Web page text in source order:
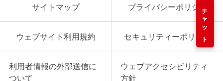
チャット
サイトマップ プライバシーポリシー
ウェブサイト利用規約 セキュリティーポリシー
利用者情報の外部送信に
ついて
ウェブアクセシビリティ
方針